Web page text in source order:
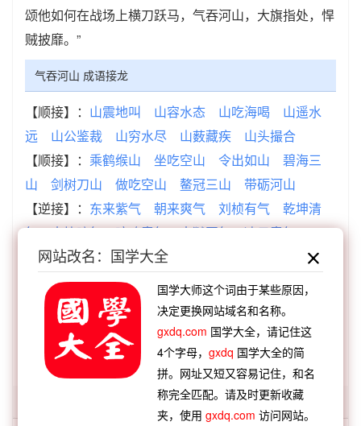
颂他如何在战场上横刀跃马，气吞河山，大旗指处，悍
贼披靡。”
气吞河山 成语接龙
【顺接】： 山震地叫 山容水态 山吃海喝
山遥水
远
山公鉴裁 山穷水尽 山薮藏疾
山头撮合
【顺接】： 乘鹤缑山 坐吃空山 令出如山
碧海三
山
剑树刀山 做吃空山 鳌冠三山
带砺河山
【逆接】： 东来紫气 朝来爽气 刘桢有气
乾坤清
气
大块噫气 喑呜意气 古狱冤气
凌云意气
【逆接】：气象万千 气吞宇宙
气吐虹
气味相投 气义相投 气喘如牛 气逾霄汉
查看：「气吞河山」的典故、气吞河山成语故事
查看： 「气吞河山」在《汉语词典》的解释
网站改名：国学大全
国学大师这个词由于某些原因，
决定更换网站域名和名称。
gxdq.com 国学大全，请记住这
4个字母，gxdq 国学大全的简
拼。网址又短又容易记住，和名
称完全匹配。请及时更新收藏
夹，使用gxdq.com 访问网站。